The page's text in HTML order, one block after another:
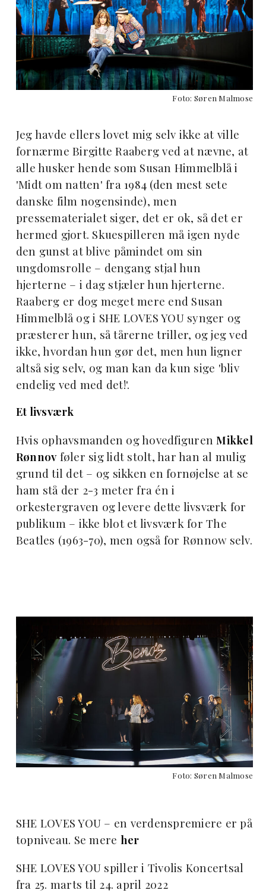
Foto: Søren Malmose
Jeg havde ellers lovet mig selv ikke at ville
fornærme Birgitte Raaberg ved at nævne, at
alle husker hende som Susan Himmelblå i
'Midt om natten' fra 1984 (den mest sete
danske film nogensinde), men
pressematerialet siger, det er ok, så det er
hermed gjort. Skuespilleren må igen nyde
den gunst at blive påmindet om sin
ungdomsrolle – dengang stjal hun
hjerterne – i dag stjæler hun hjerterne.
Raaberg er dog meget mere end Susan
Himmelblå og i SHE LOVES YOU synger og
præsterer hun, så tårerne triller, og jeg ved
ikke, hvordan hun gør det, men hun ligner
altså sig selv, og man kan da kun sige 'bliv
endelig ved med det!'.
Et livsværk
Hvis ophavsmanden og hovedfigurenMikkel
Rønnovføler sig lidt stolt, har han al mulig
grund til det – og sikken en fornøjelse at se
ham stå der 2-3 meter fra én i
orkestergraven og levere dette livsværk for
publikum – ikke blot et livsværk for The
Beatles (1963-70), men også for Rønnow selv.
Foto: Søren Malmose
SHE LOVES YOU – en verdenspremiere er på
topniveau. Se mere her
SHE LOVES YOU spiller i Tivolis Koncertsal
fra 25. marts til 24. april 2022